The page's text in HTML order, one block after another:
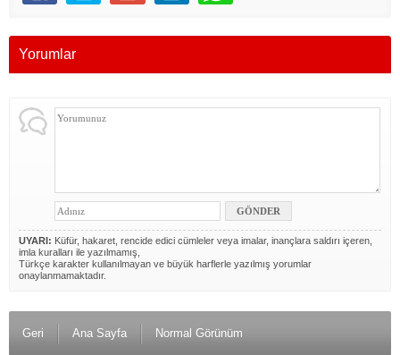
Yorumlar
UYARI: Küfür, hakaret, rencide edici cümleler veya imalar, inançlara saldırı içeren,
imla kuralları ile yazılmamış,
Türkçe karakter kullanılmayan ve büyük harflerle yazılmış yorumlar
onaylanmamaktadır.
Geri Ana Sayfa Normal Görünüm